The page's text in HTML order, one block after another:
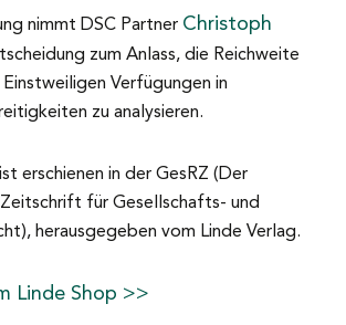
nimmt DSC Partner Christoph
zum Anlass, die Reichweite
Verfügungen in
zu analysieren.
erschienen in der GesRZ (Der
für Gesellschafts- und
herausgegeben vom Linde Verlag.
Linde Shop >>